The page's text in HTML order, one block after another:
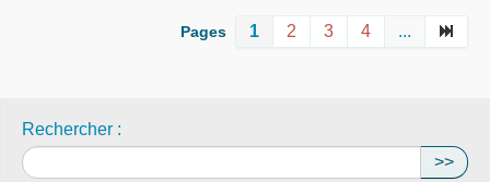
Pages 1 2 3 4 ...
Rechercher :
>>